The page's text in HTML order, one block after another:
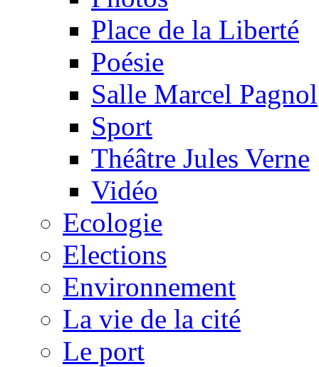
Place de la Liberté
Poésie
Salle Marcel Pagnol
Sport
Théâtre Jules Verne
Vidéo
Ecologie
Elections
Environnement
La vie de la cité
Le port